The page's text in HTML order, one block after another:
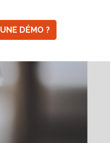
UNE DÉMO ?